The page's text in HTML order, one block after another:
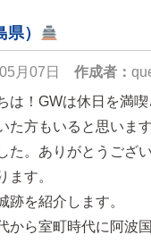
）
月07日 作成者：
は！GWは休日を満
た方もいると思いま
た。ありがとうござ
ます。
跡を紹介します。
から室町時代に阿波